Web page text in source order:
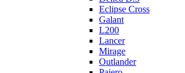
Eclipse Cross
Galant
L200
Lancer
Mirage
Outlander